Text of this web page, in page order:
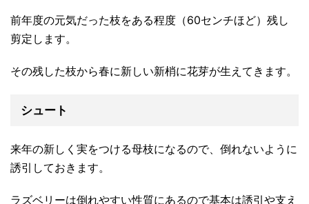
前年度の元気だった枝をある程度（60センチほど）残し
剪定します。
その残した枝から春に新しい新梢に花芽が生えてきます。
シュート
来年の新しく実をつける母枝になるので、倒れないように
誘引しておきます。
ラズベリーは倒れやすい性質にあるので基本は誘引や支え